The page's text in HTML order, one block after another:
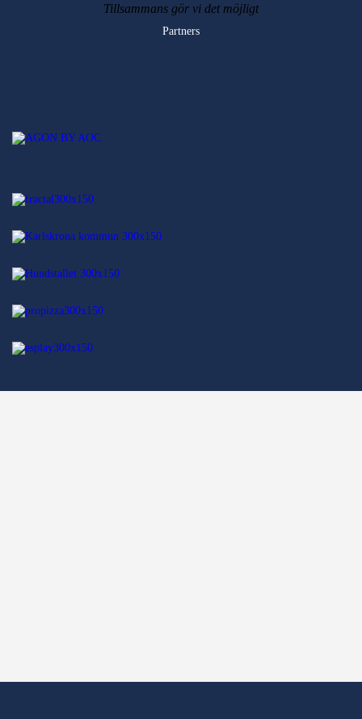
Tillsammans gör vi det möjligt
Partners